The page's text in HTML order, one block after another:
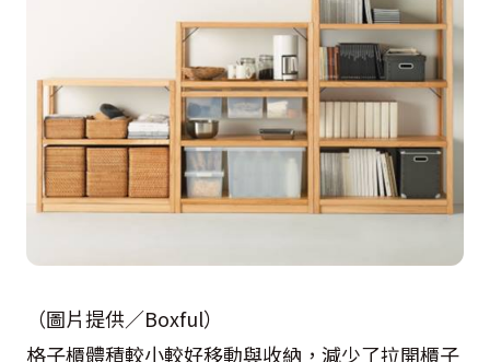
（圖片提供／Boxful）
格子櫃體積較小較好移動與收納，減少了拉開櫃子